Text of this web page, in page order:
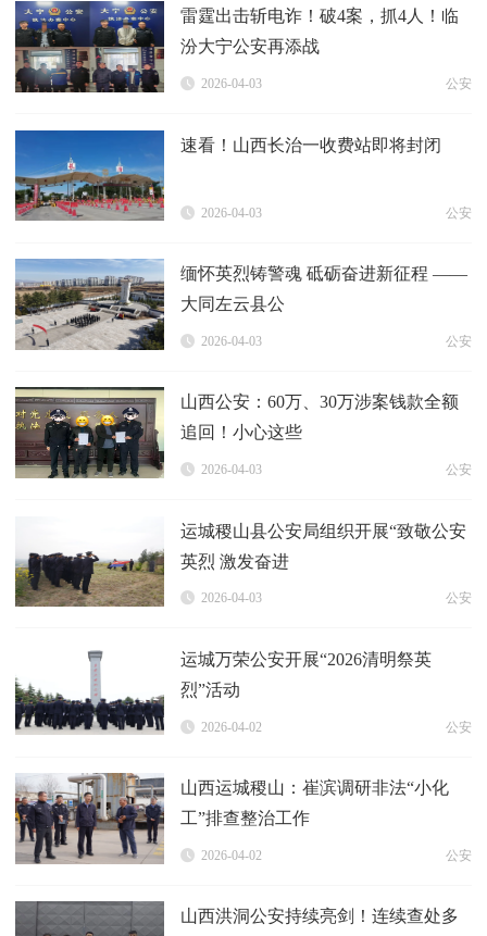
雷霆出击斩电诈！破4案，抓4人！临
汾大宁公安再添战
2026-04-03 公安
速看！山西长治一收费站即将封闭
2026-04-03 公安
缅怀英烈铸警魂 砥砺奋进新征程 ——
大同左云县公
2026-04-03 公安
山西公安：60万、30万涉案钱款全额
追回！小心这些
2026-04-03 公安
运城稷山县公安局组织开展“致敬公安
英烈 激发奋进
2026-04-03 公安
运城万荣公安开展“2026清明祭英
烈”活动
2026-04-02 公安
山西运城稷山：崔滨调研非法“小化
工”排查整治工作
2026-04-02 公安
山西洪洞公安持续亮剑！连续查处多